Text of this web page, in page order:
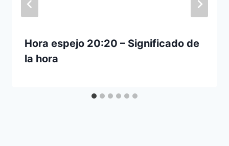
Hora espejo 20:20 – Significado de
la hora